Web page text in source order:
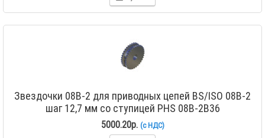
Звездочки 08B-2 для приводных цепей BS/ISO 08B-2
шаг 12,7 мм со ступицей PHS 08B-2B36
5000.20р. (с НДС)